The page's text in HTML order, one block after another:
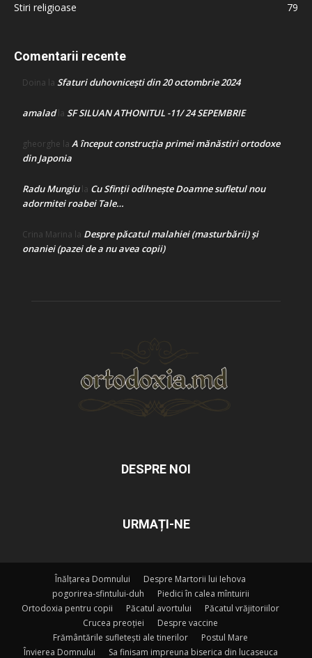
Stiri religioase
79
Comentarii recente
Doina la Sfaturi duhovnicești din 20 octombrie 2024
amaladla SF SILUAN ATHONITUL -11/ 24 SEPEMBRIE
gheorghe la A început construcţia primei mănăstiri ortodoxe
din Japonia
Radu Mungiula Cu Sfinții odihnește Doamne sufletul nou
adormitei roabei Tale…
Crina Marina la Despre păcatul malahiei (masturbării) şi
onaniei (pazei de a nu avea copii)
DESPRE NOI
URMAȚI-NE
Înălțarea Domnului
Despre Martorii lui Iehova
pogorirea-sfintului-duh
Piedici în calea mîntuirii
Ortodoxia pentru copii
Păcatul avortului
Păcatul vrăjitoriilor
Crucea preoției
Despre vaccine
Frământările sufletești ale tinerilor
Postul Mare
Învierea Domnului
Sa finisam impreuna biserica din lucaseuca